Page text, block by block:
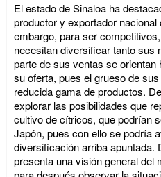
El estado de Sinaloa ha
productor y exportador
embargo, para ser
necesitan diversificar tanto sus
parte de sus ventas se
su oferta, pues el grueso de
reducida gama de productos.
explorar las posibilidades que
cultivo de cítricos, que podrían
Japón, pues con ello se podría
diversificación arriba apuntada.
presenta una visión general del